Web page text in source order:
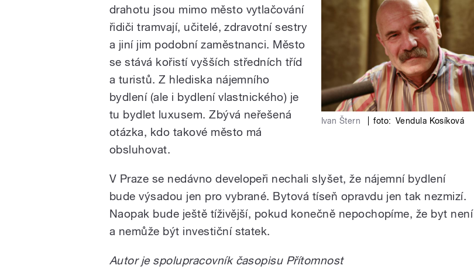
Ivan Štern foto: Vendula Kosíková
drahotu jsou mimo město vytlačování
řidiči tramvají, učitelé, zdravotní sestry
a jiní jim podobní zaměstnanci. Město
se stává kořistí vyšších středních tříd
a turistů. Z hlediska nájemního
bydlení (ale i bydlení vlastnického) je
tu bydlet luxusem. Zbývá neřešená
otázka, kdo takové město má
obsluhovat.
V Praze se nedávno developeři nechali slyšet, že nájemní bydlení
bude výsadou jen pro vybrané. Bytová tíseň opravdu jen tak nezmizí.
Naopak bude ještě tíživější, pokud konečně nepochopíme, že byt není
a nemůže být investiční statek.
Autor je spolupracovník časopisu Přítomnost